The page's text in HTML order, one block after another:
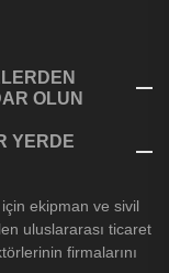
OLUN
YERDE
için ekipman ve sivil
uluslararası ticaret
firmalarını